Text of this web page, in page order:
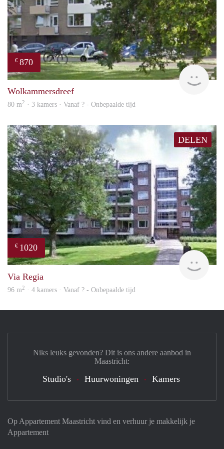
€ 870
rent
Wolkammersdreef
80 m2 · 3 kamers · Vanaf ? - Onbepaalde tijd
DELEN
€ 1020
Via Regia
96 m2 · 4 kamers · Vanaf ? - Onbepaalde tijd
Op Appartement Maastricht vind en verhuur je makkelijk je
Appartement
Niks leuks gevonden? Dit is ons andere aanbod in
Maastricht:
Studio's Huurwoningen Kamers